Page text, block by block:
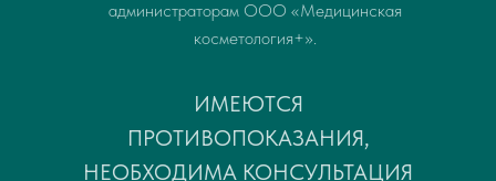
администраторам ООО «Медицинская
косметология+».
ИМЕЮТСЯ
ПРОТИВОПОКАЗАНИЯ,
НЕОБХОДИМА КОНСУЛЬТАЦИЯ